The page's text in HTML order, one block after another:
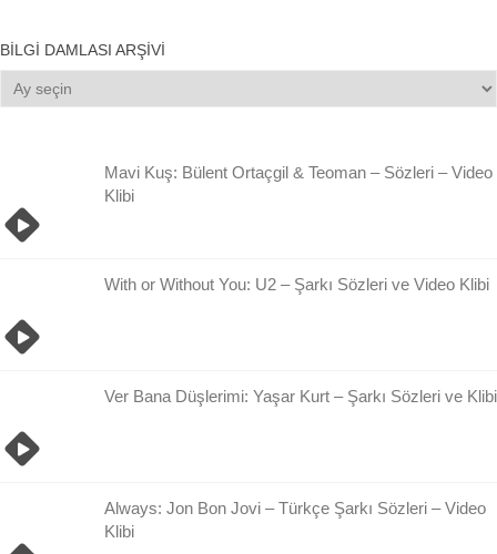
BILGI DAMLASI ARŞIVI
Bilgi
Damlası
Mavi Kuş: Bülent Ortaçgil & Teoman – Sözleri – Video
Klibi
With or Without You: U2 – Şarkı Sözleri ve Video Klibi
Ver Bana Düşlerimi: Yaşar Kurt – Şarkı Sözleri ve Klibi
Always: Jon Bon Jovi – Türkçe Şarkı Sözleri – Video
Klibi